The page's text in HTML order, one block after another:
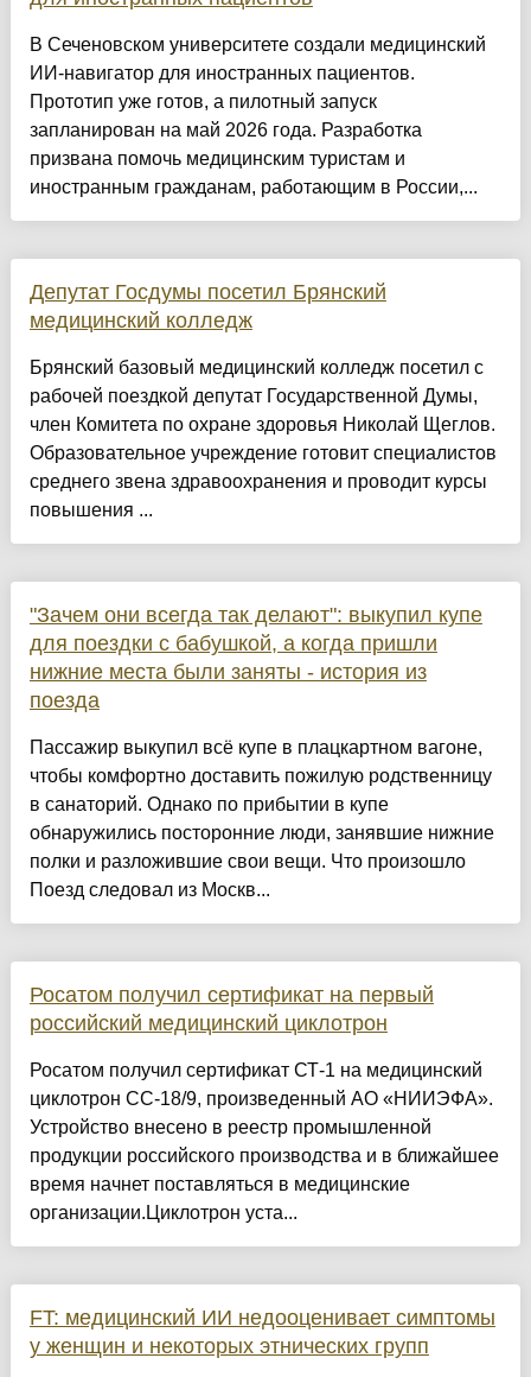
В Сеченовском университете создали медицинский
ИИ-навигатор для иностранных пациентов.
Прототип уже готов, а пилотный запуск
запланирован на май 2026 года. Разработка
призвана помочь медицинским туристам и
иностранным гражданам, работающим в России,...
Депутат Госдумы посетил Брянский
медицинский колледж
Брянский базовый медицинский колледж посетил с
рабочей поездкой депутат Государственной Думы,
член Комитета по охране здоровья Николай Щеглов.
Образовательное учреждение готовит специалистов
среднего звена здравоохранения и проводит курсы
повышения ...
"Зачем они всегда так делают": выкупил купе
для поездки с бабушкой, а когда пришли
нижние места были заняты - история из
поезда
Пассажир выкупил всё купе в плацкартном вагоне,
чтобы комфортно доставить пожилую родственницу
в санаторий. Однако по прибытии в купе
обнаружились посторонние люди, занявшие нижние
полки и разложившие свои вещи. Что произошло
Поезд следовал из Москв...
Росатом получил сертификат на первый
российский медицинский циклотрон
Росатом получил сертификат СТ-1 на медицинский
циклотрон СС-18/9, произведенный АО «НИИЭФА».
Устройство внесено в реестр промышленной
продукции российского производства и в ближайшее
время начнет поставляться в медицинские
организации.Циклотрон уста...
FT: медицинский ИИ недооценивает симптомы
у женщин и некоторых этнических групп